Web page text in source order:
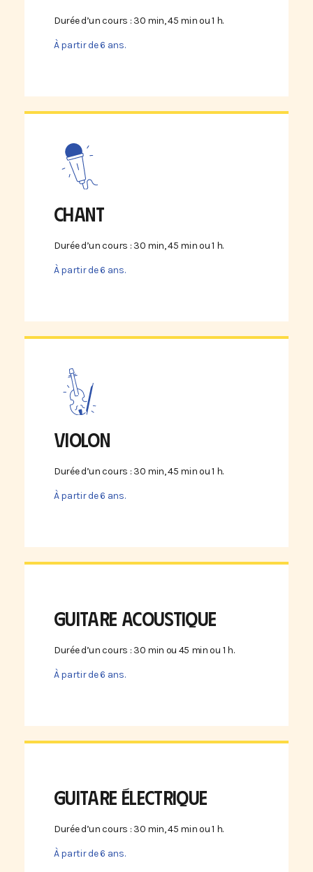
Durée d’un cours : 30 min, 45 min ou 1 h.
À partir de 6 ans.
CHANT
Durée d’un cours : 30 min, 45 min ou 1 h.
À partir de 6 ans.
VIOLON
Durée d’un cours : 30 min, 45 min ou 1 h.
À partir de 6 ans.
GUITARE ACOUSTIQUE
Durée d’un cours : 30 min ou 45 min ou 1 h.
À partir de 6 ans.
GUITARE ÉLECTRIQUE
Durée d’un cours : 30 min, 45 min ou 1 h.
À partir de 6 ans.